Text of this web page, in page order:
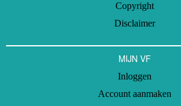
Copyright
Disclaimer
MIJN VF
Inloggen
Account aanmaken